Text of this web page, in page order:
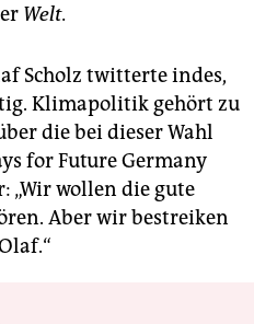
Welt.
Scholz twitterte indes,
Klimapolitik gehört zu
die bei dieser Wahl
for Future Germany
„Wir wollen die gute
Aber wir bestreiken